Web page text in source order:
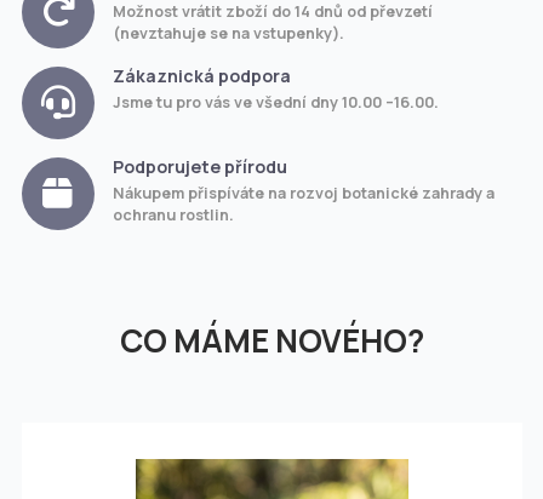
Možnost vrátit zboží do 14 dnů od převzetí
(nevztahuje se na vstupenky).
Zákaznická podpora
Jsme tu pro vás ve všední dny 10.00 –16.00.
Podporujete přírodu
Nákupem přispíváte na rozvoj botanické zahrady a
ochranu rostlin.
CO MÁME NOVÉHO?